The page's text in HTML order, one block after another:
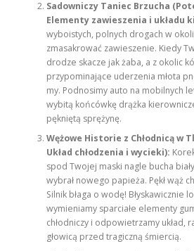
Sadowniczy Taniec Brzucha
Elementy zawieszenia i układu
wyboistych, polnych drogach w
zmasakrować zawieszenie. Kiedy
drodze skacze jak żaba, a z okolic
przypominające uderzenia młota
my. Podnosimy auto na mobilnych
wybitą końcówkę drążka
pękniętą sprężynę.
Wężowe Historie z Chłodnicą w
Układ chłodzenia i wycieki):
spod Twojej maski nagle bucha
wybrał nowego papieża. Pękł wąż
Silnik błaga o wodę! Błyskawicznie
wymieniamy sparciałe elementy
chłodniczy i odpowietrzamy układ,
głowicą przed tragiczną śmiercią.